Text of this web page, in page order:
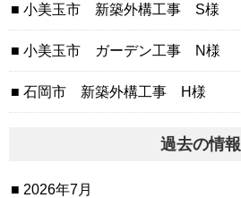
小美玉市 新築外構工事 S様
小美玉市 ガーデン工事 N様
石岡市 新築外構工事 H様
過去の情報
2026年7月